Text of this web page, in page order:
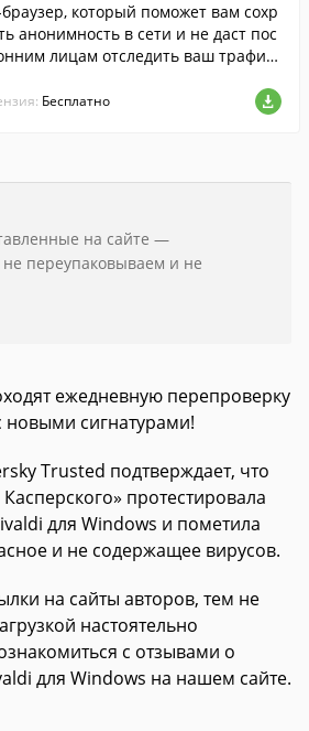
который поможет вам сохр
анонимность в сети и не даст пос
лицам отследить ваш трафик
Бесплатно
на сайте —
переупаковываем и не
ежедневную перепроверку
новыми сигнатурами!
Trusted подтверждает, что
протестировала
для Windows и пометила
и не содержащее вирусов.
на сайты авторов, тем не
настоятельно
с отзывами о
для Windows на нашем сайте.